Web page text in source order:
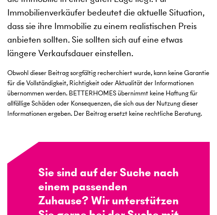
Immobilienverkäufer bedeutet die aktuelle Situation,
dass sie ihre Immobilie zu einem realistischen Preis
anbieten sollten. Sie sollten sich auf eine etwas
längere Verkaufsdauer einstellen.
Obwohl dieser Beitrag sorgfältig recherchiert wurde, kann keine Garantie
für die Vollständigkeit, Richtigkeit oder Aktualität der Informationen
übernommen werden. BETTERHOMES übernimmt keine Haftung für
allfällige Schäden oder Konsequenzen, die sich aus der Nutzung dieser
Informationen ergeben. Der Beitrag ersetzt keine rechtliche Beratung.
Sie sind auf der Suche nach
einem passenden
Zuhause? Wir unterstützen